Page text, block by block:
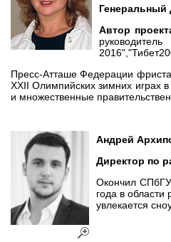
Автор
Пресс-Атташе Федерации
XXII Олимпийских зимних играх
и множественные
Андрей
Директор по
Окончил
года в
увлекается